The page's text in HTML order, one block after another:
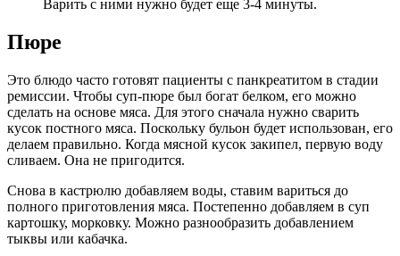
Варить с ними нужно будет еще 3-4 минуты.
Пюре
Это блюдо часто готовят пациенты с панкреатитом в стадии
ремиссии. Чтобы суп-пюре был богат белком, его можно
сделать на основе мяса. Для этого сначала нужно сварить
кусок постного мяса. Поскольку бульон будет использован, его
делаем правильно. Когда мясной кусок закипел, первую воду
сливаем. Она не пригодится.
Снова в кастрюлю добавляем воды, ставим вариться до
полного приготовления мяса. Постепенно добавляем в суп
картошку, морковку. Можно разнообразить добавлением
тыквы или кабачка.